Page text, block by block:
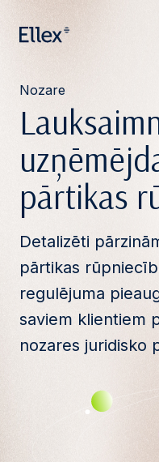
Nozare
pārtikas
Detalizēti
pārtikas
regulējuma
saviem klientiem
nozares juridisko